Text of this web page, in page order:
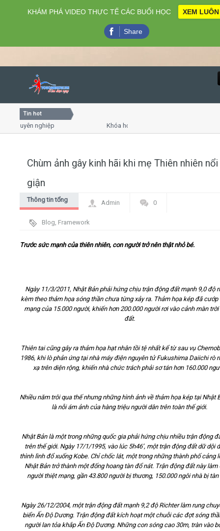
Close
Home
Video
Liên hệ - Đăng ký
Tìm kiếm
Tin hot
nghiệp
Khóa học kỹ năng bán hàng chuyên nghiệp
Chùm ảnh gây kinh hãi khi mẹ Thiên nhiên nổi
giận
Thông tin tổng
Admin 0
Blog, Framework
Trước sức mạnh của thiên nhiên, con người trở nên thật nhỏ bé.
Ngày 11/3/2011, Nhật Bản phải hứng chịu trận động đất mạnh 9,0 độ
kèm theo thảm họa sóng thần chưa từng xảy ra. Thảm họa kép đã
mạng của 15.000 người, khiến hơn 200.000 người rơi vào cảnh màn
đất.
Thiên tai cũng gây ra thảm họa hạt nhân tồi tệ nhất kể từ sau vụ
1986, khi lò phản ứng tại nhà máy điện nguyên tử Fukushima Daiichi rò
xạ trên diện rộng, khiến nhà chức trách phải sơ tán hơn 160.000
Nhiều năm trôi qua thế nhưng những hình ảnh về thảm họa kép tại Nhật
là nỗi ám ảnh của hàng triệu người dân trên toàn thế giới.
Nhật Bản là một trong những quốc gia phải hứng chịu nhiều trận động
trên thế giới. Ngày 17/1/1995, vào lúc 5h46’, một trận động đất dữ dội
thình lình đổ xuống Kobe. Chỉ chốc lát, một trong những thành phố cảng
Nhật Bản trở thành một đống hoang tàn đổ nát. Trận động đất này làm
người thiệt mạng, gần 43.800 người bị thương, 150.000 ngôi nhà bị tàn
Ngày 26/12/2004, một trận động đất mạnh 9,2 độ Richter làm rung
biển Ấn Độ Dương. Trận động đất kích hoạt một chuỗi các đợt sóng
người lan tỏa khắp Ấn Độ Dương. Những con sóng cao 30m, tràn vào
KHÁM PHÁ VIDEO THỰC TẾ CÁC BUỔI HỌC XEM LUÔN
Share